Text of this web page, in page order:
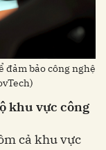
đảm bảo công nghệ
khu vực công
cả khu vực